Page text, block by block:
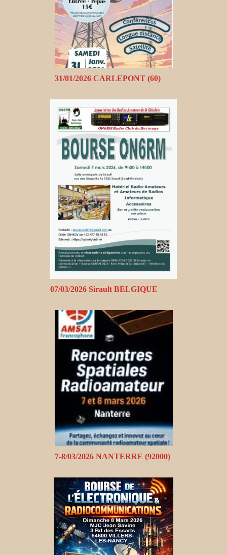
31/01/2026 CARLEPONT (60)
07/03/2026 Sirault BELGIQUE
7-8/03/2026 NANTERRE (92000)